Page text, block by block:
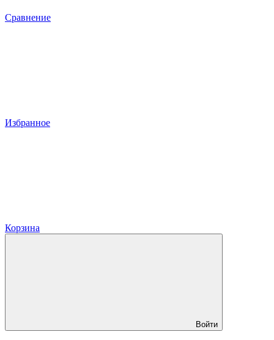
Сравнение
Избранное
Корзина
Войти